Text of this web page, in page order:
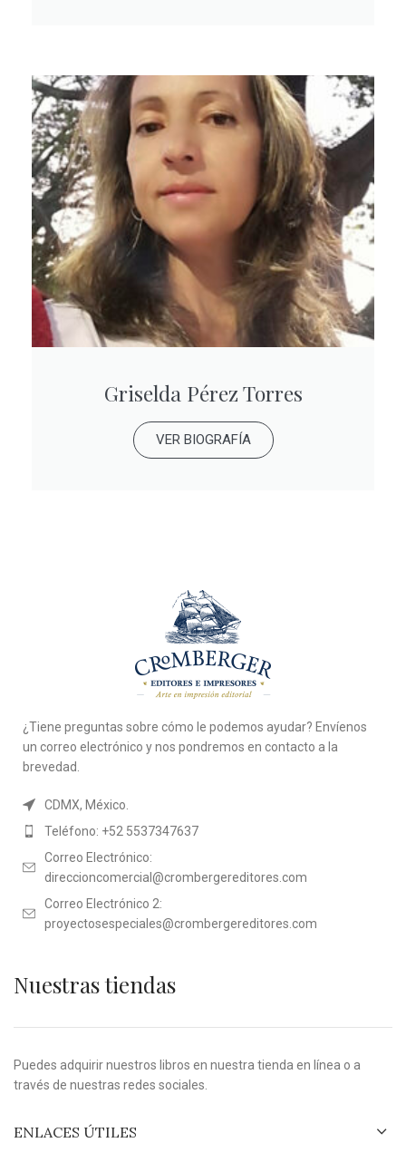
Griselda Pérez Torres
VER BIOGRAFÍA
¿Tiene preguntas sobre cómo le podemos ayudar? Envíenos
un correo electrónico y nos pondremos en contacto a la
brevedad.
CDMX, México.
Teléfono: +52 5537347637
Correo Electrónico:
direccioncomercial@crombergereditores.com
Correo Electrónico 2:
proyectosespeciales@crombergereditores.com
Nuestras tiendas
Puedes adquirir nuestros libros en nuestra tienda en línea o a
través de nuestras redes sociales.
ENLACES ÚTILES